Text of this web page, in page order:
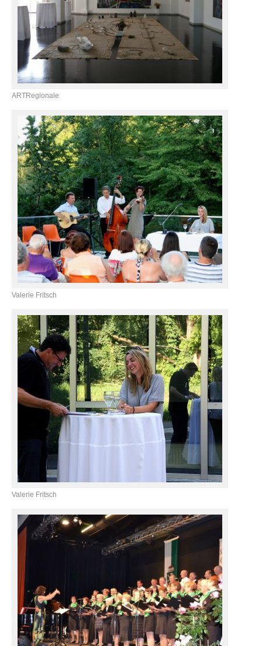
ARTRegionale
Valerie Fritsch
Valerie Fritsch